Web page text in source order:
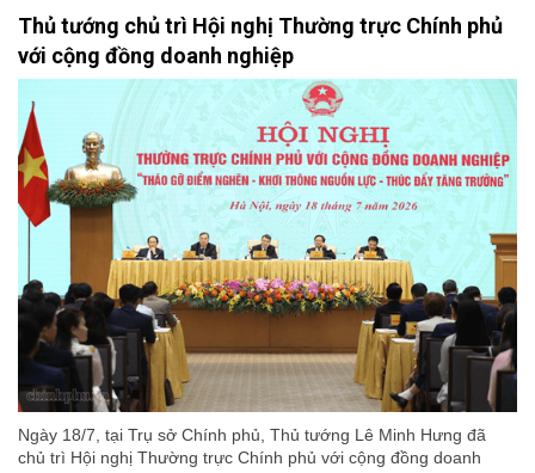
Thủ tướng chủ trì Hội nghị Thường trực Chính phủ
với cộng đồng doanh nghiệp
Ngày 18/7, tại Trụ sở Chính phủ, Thủ tướng Lê Minh Hưng đã
chủ trì Hội nghị Thường trực Chính phủ với cộng đồng doanh